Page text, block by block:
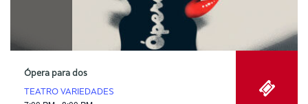
Ópera para dos
TEATRO VARIEDADES